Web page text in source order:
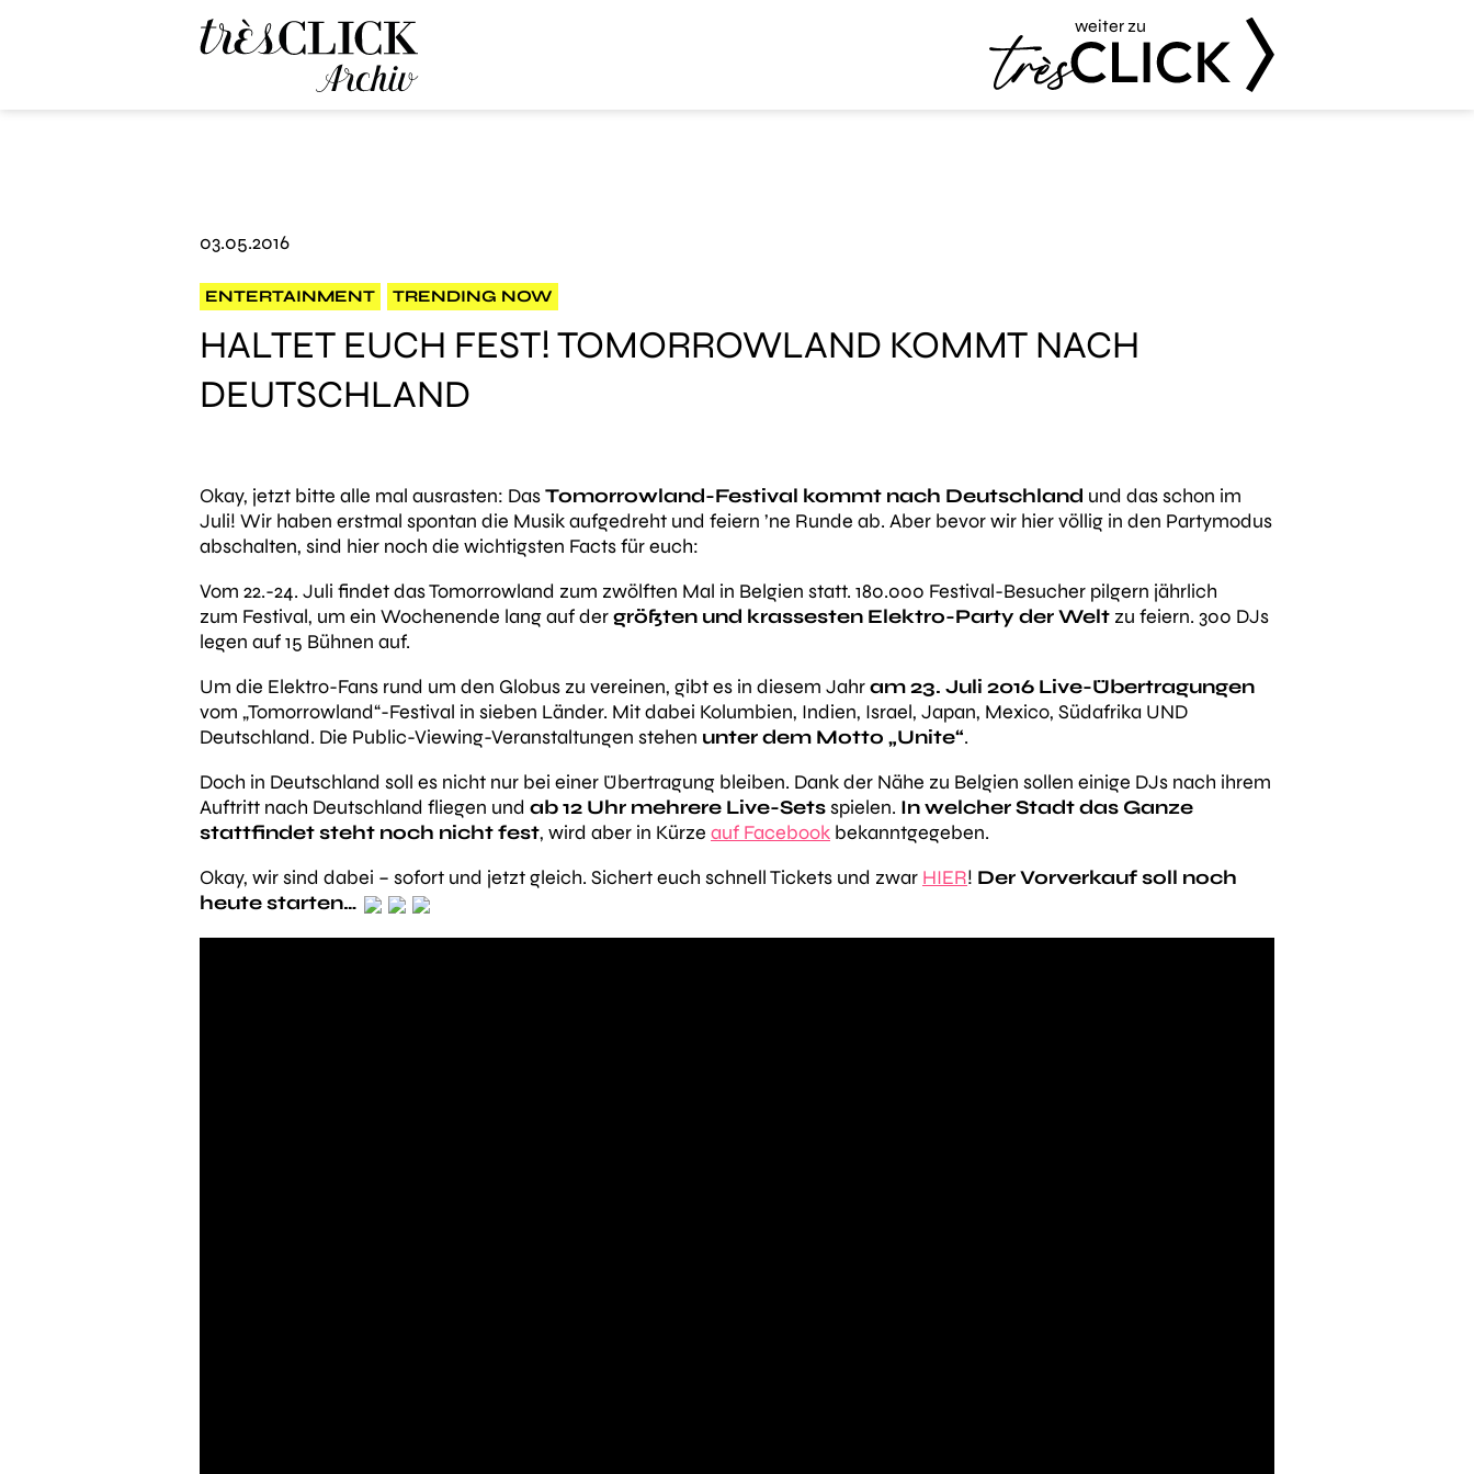
weiter zu
03.05.2016
ENTERTAINMENT TRENDING NOW
HALTET EUCH FEST! TOMORROWLAND KOMMT NACH
DEUTSCHLAND
Okay, jetzt bitte alle mal ausrasten: DasTomorrowland-Festival kommt nach Deutschland und das schon im
Juli! Wir haben erstmal spontan die Musik aufgedreht und feiern ’ne Runde ab. Aber bevor wir hier völlig in den Partymodus
abschalten, sind hier noch die wichtigsten Facts für euch:
Vom 22.-24. Juli findet das Tomorrowland zum zwölften Mal in Belgien statt. 180.000 Festival-Besucher pilgern jährlich
zum Festival, um ein Wochenende lang auf dergrößten und krassesten Elektro-Party der Welt zu feiern. 300 DJs
legen auf 15 Bühnen auf.
Um die Elektro-Fans rund um den Globus zu vereinen, gibt es in diesem Jahram 23. Juli 2016 Live-Übertragungen
vom „Tomorrowland“-Festival in sieben Länder. Mit dabei Kolumbien, Indien, Israel, Japan, Mexico, Südafrika UND
Deutschland. Die Public-Viewing-Veranstaltungen stehen unter dem Motto „Unite“.
Doch in Deutschland soll es nicht nur bei einer Übertragung bleiben. Dank der Nähe zu Belgien sollen einige DJs nach ihrem
Auftritt nach Deutschland fliegen und ab 12 Uhr mehrere Live-Setsspielen. In welcher Stadt das Ganze
stattfindet steht noch nicht fest, wird aber in Kürze auf Facebook bekanntgegeben.
Okay, wir sind dabei – sofort und jetzt gleich. Sichert euch schnell Tickets und zwar HIER! Der Vorverkauf soll noch
heute starten…